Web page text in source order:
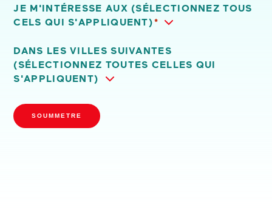
JE M'INTÉRESSE AUX (SÉLECTIONNEZ TOUS
CELS QUI S'APPLIQUENT)*
DANS LES VILLES SUIVANTES
(SÉLECTIONNEZ TOUTES CELLES QUI
S'APPLIQUENT)
SOUMMETRE